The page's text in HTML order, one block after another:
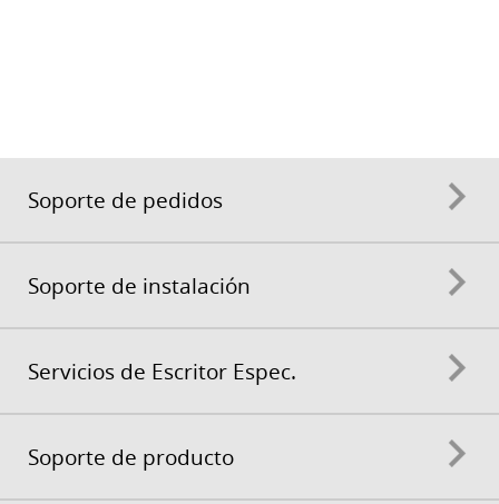
Soporte de pedidos
Soporte de instalación
Servicios de Escritor Espec.
Soporte de producto